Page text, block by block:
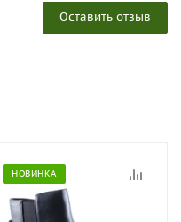
Оставить отзыв
НОВИНКА